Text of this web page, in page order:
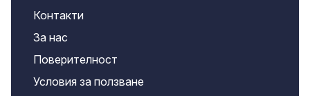
Контакти
За нас
Поверителност
Условия за ползване